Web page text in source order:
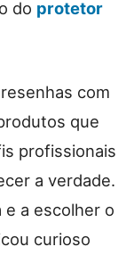
do protetor
com
que
profissionais
a verdade.
e a escolher o
curioso